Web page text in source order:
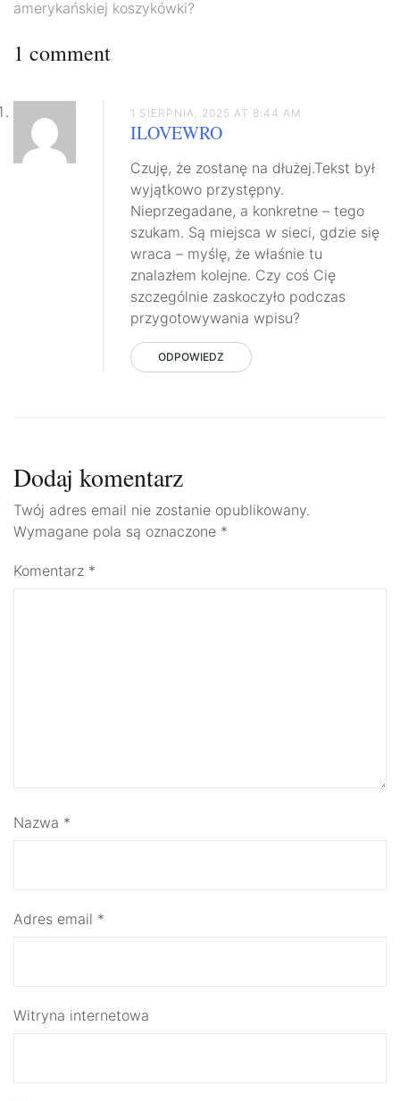
amerykańskiej koszykówki?
1 comment
1 SIERPNIA, 2025 AT 8:44 AM
ILOVEWRO
Czuję, że zostanę na dłużej.Tekst był
wyjątkowo przystępny.
Nieprzegadane, a konkretne – tego
szukam. Są miejsca w sieci, gdzie się
wraca – myślę, że właśnie tu
znalazłem kolejne. Czy coś Cię
szczególnie zaskoczyło podczas
przygotowywania wpisu?
ODPOWIEDZ
Dodaj komentarz
Twój adres email nie zostanie opublikowany.
Wymagane pola są oznaczone *
Komentarz *
Nazwa *
Adres email *
Witryna internetowa